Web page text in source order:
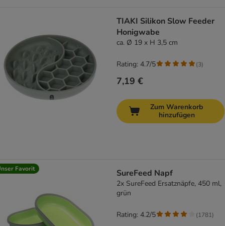
TIAKI Silikon Slow Feeder
Honigwabe
ca. Ø 19 x H 3,5 cm
7,19 €
Rating: 4.7/5 (3)
Zum Warenkorb
hinzufügen
Favorit SureFeed Napf
2x SureFeed Ersatznäpfe, 450 ml,
grün
Rating: 4.2/5 (1781)